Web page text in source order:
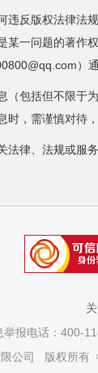
违反版权法律法
某一问题的著作
）
（包括但不限于
时，需谨慎对待
法律、法规或服
举报电话：400-
公司
版权所有